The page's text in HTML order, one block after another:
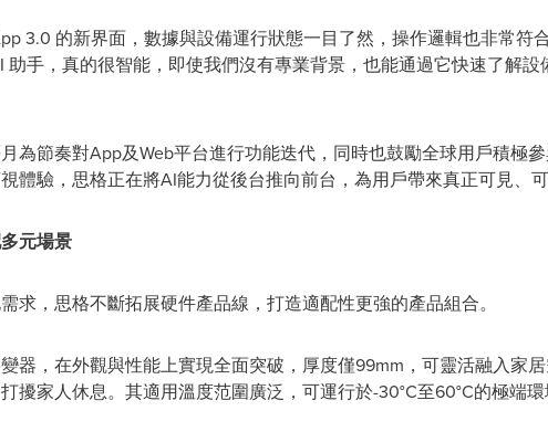
3.0 的新界面，數據與設備運行狀態一目了然，操作邏輯也非常
助手，真的很智能，即使我們沒有專業背景，也能通過它快速了解
為節奏對App及Web平台進行功能迭代，同時也鼓勵全球用戶積極
體驗，思格正在將AI能力從後台推向前台，為用戶帶來真正可見、
元場景
求，思格不斷拓展硬件產品線，打造適配性更強的產品組合。
器，在外觀與性能上實現全面突破，厚度僅99mm，可靈活融入家
擾家人休息。其適用溫度范圍廣泛，可運行於-30°C至60°C的極端